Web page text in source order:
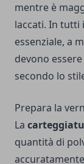
mentre è
laccati. In tutti
essenziale, a
devono
secondo lo
Prepara la
La
quantità di